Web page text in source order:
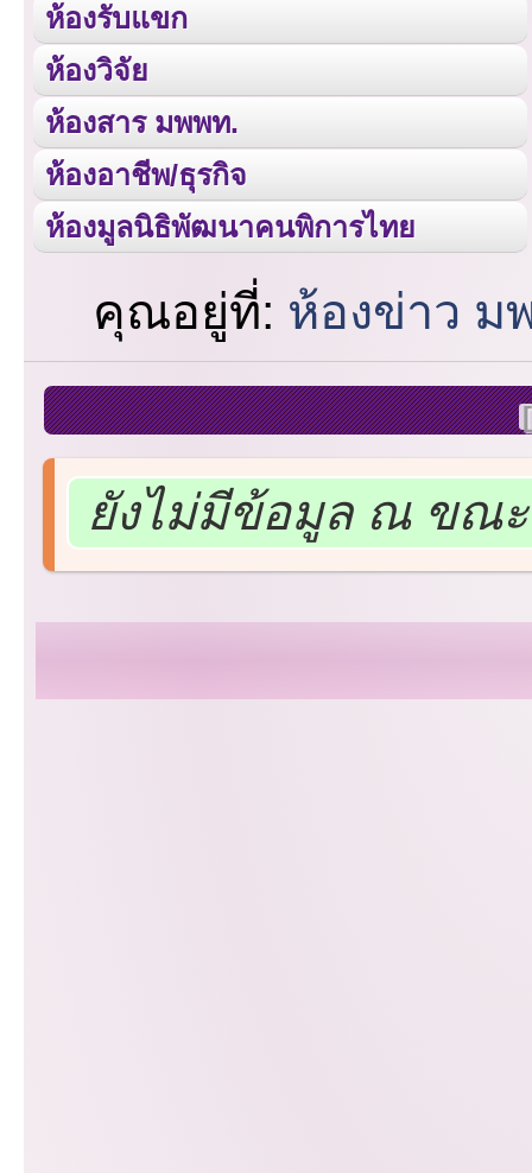
ห้องรับแขก
ห้องวิจัย
ห้องสาร มพพท.
ห้องอาชีพ/ธุรกิจ
ห้องมูลนิธิพัฒนาคนพิการไทย
คุณอยู่ที่: ห้องข่าว
ยังไม่มีข้อมูล ณ ขณ